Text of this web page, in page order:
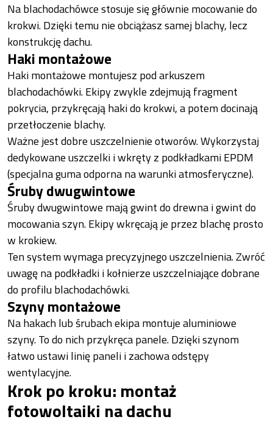
Na blachodachówce stosuje się głównie mocowanie do
krokwi. Dzięki temu nie obciążasz samej blachy, lecz
konstrukcję dachu.
Haki montażowe
Haki montażowe montujesz pod arkuszem
blachodachówki. Ekipy zwykle zdejmują fragment
pokrycia, przykręcają haki do krokwi, a potem docinają
przetłoczenie blachy.
Ważne jest dobre uszczelnienie otworów. Wykorzystaj
dedykowane uszczelki i wkręty z podkładkami EPDM
(specjalna guma odporna na warunki atmosferyczne).
Śruby dwugwintowe
Śruby dwugwintowe mają gwint do drewna i gwint do
mocowania szyn. Ekipy wkręcają je przez blachę prosto
w krokiew.
Ten system wymaga precyzyjnego uszczelnienia. Zwróć
uwagę na podkładki i kołnierze uszczelniające dobrane
do profilu blachodachówki.
Szyny montażowe
Na hakach lub śrubach ekipa montuje aluminiowe
szyny. To do nich przykręca panele. Dzięki szynom
łatwo ustawi linię paneli i zachowa odstępy
wentylacyjne.
Krok po kroku: montaż
fotowoltaiki na dachu